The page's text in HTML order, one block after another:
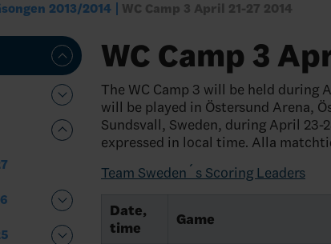
2013/2014 WC Camp 3 April 21-27 2014
WC Camp 3
The WC Camp 3 will be held during
will be played in Östersund Arena,
Sundsvall, Sweden, during April 23-
expressed in local time. Alla
Team Sweden´s Scoring Leaders
Date,
time
Game